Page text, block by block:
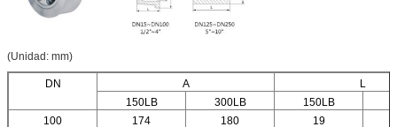
(Unidad: mm)
DN A
L
150LB
300LB 150LB
100
174 180 19